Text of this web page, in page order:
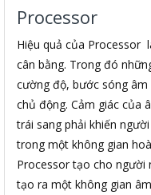
Processor
Hiệu quả của Processor
cân bằng. Trong đó
cường độ, bước sóng
chủ động. Cảm giác của
trái sang phải khiến
trong một không gian
Processor tạo cho người
tạo ra một không gian